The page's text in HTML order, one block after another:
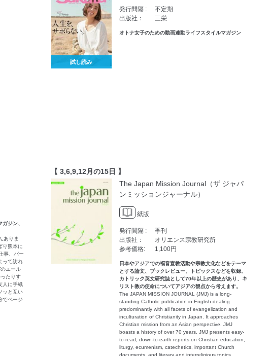
試し読み
発行間隔 :
不定期
出版社：
三栄
オトナ女子のための動画連動ライフスタイルマガジン
ジン、
ありま
り熊本に
事、パー
って訪れ
エール
たりす
人に手紙
ッと互い
でページ
【 3,6,9,12月の15日 】
The Japan Mission Journal（ザ ジャパ
ンミッションジャーナル）
紙版
発行間隔 :
季刊
出版社：
オリエンス宗教研究所
参考価格:
1,100円
日本やアジアでの福音宣教活動や宗教文化などをテーマ
とする論文、ブックレビュー、トピックスなどを収録。
カトリック英文研究誌として70年以上の歴史があり、キ
リスト教の使命についてアジアの観点から考えます。
The JAPAN MISSION JOURNAL (JMJ) is a long-
standing Catholic publication in English dealing
predominantly with all facets of evangelization and
inculturation of Christianity in Japan. It approaches
Christian mission from an Asian perspective. JMJ
boasts a history of over 70 years. JMJ presents easy-
to-read, down-to-earth reports on Christian education,
liturgy, ecumenism, catechetics, important Church
documents, and literary and interreligious topics.